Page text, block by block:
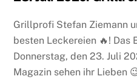
Grillprofi Stefan Ziemann
besten Leckereien 🔥! Das
Donnerstag, den 23. Juli
Magazin sehen ihr Lieben